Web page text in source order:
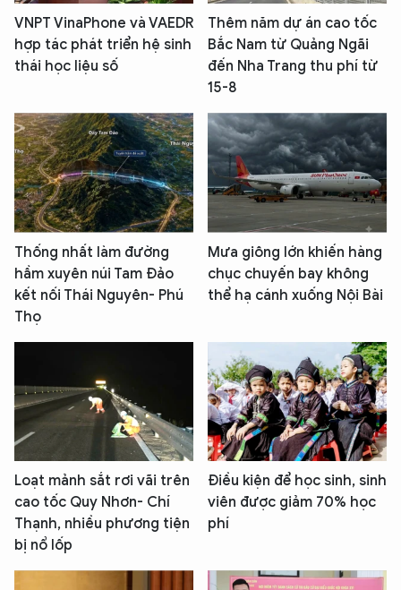
VNPT VinaPhone và VAEDR
hợp tác phát triển hệ sinh
thái học liệu số
Thêm năm dự án cao tốc
Bắc Nam từ Quảng Ngãi
đến Nha Trang thu phí từ
15-8
Thống nhất làm đường
hầm xuyên núi Tam Đảo
kết nối Thái Nguyên- Phú
Thọ
Mưa giông lớn khiến hàng
chục chuyến bay không
thể hạ cánh xuống Nội Bài
Loạt mảnh sắt rơi vãi trên
cao tốc Quy Nhơn- Chí
Thạnh, nhiều phương tiện
bị nổ lốp
Điều kiện để học sinh, sinh
viên được giảm 70% học
phí